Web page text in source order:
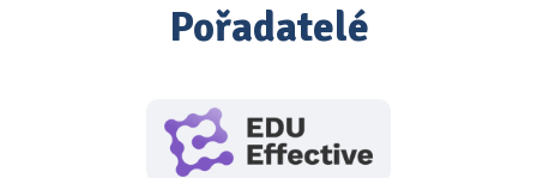
Pořadatelé